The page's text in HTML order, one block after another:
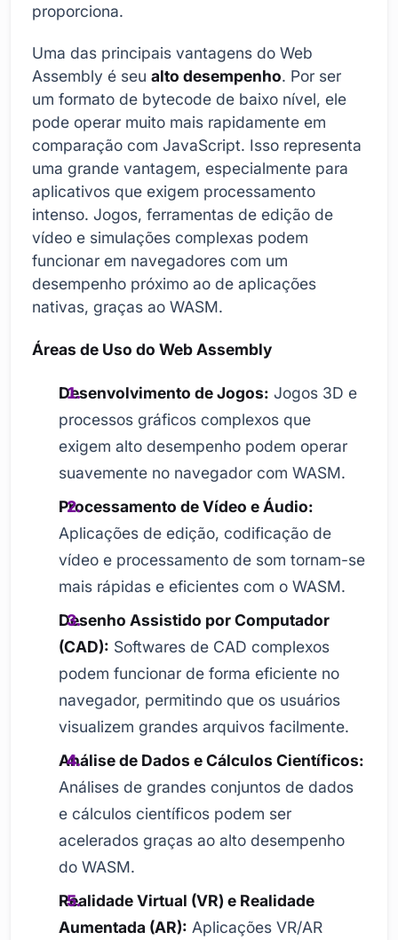
proporciona.
Uma das principais vantagens do Web
Assembly é seu alto desempenho. Por ser
um formato de bytecode de baixo nível, ele
pode operar muito mais rapidamente em
comparação com JavaScript. Isso representa
uma grande vantagem, especialmente para
aplicativos que exigem processamento
intenso. Jogos, ferramentas de edição de
vídeo e simulações complexas podem
funcionar em navegadores com um
desempenho próximo ao de aplicações
nativas, graças ao WASM.
Áreas de Uso do Web Assembly
Desenvolvimento de Jogos: Jogos 3D e
processos gráficos complexos que
exigem alto desempenho podem operar
suavemente no navegador com WASM.
Processamento de Vídeo e Áudio:
Aplicações de edição, codificação de
vídeo e processamento de som tornam-se
mais rápidas e eficientes com o WASM.
Desenho Assistido por Computador
(CAD): Softwares de CAD complexos
podem funcionar de forma eficiente no
navegador, permitindo que os usuários
visualizem grandes arquivos facilmente.
Análise de Dados e Cálculos Científicos:
Análises de grandes conjuntos de dados
e cálculos científicos podem ser
acelerados graças ao alto desempenho
do WASM.
Realidade Virtual (VR) e Realidade
Aumentada (AR): Aplicações VR/AR